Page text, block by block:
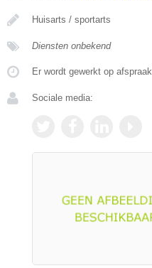
Huisarts / sportarts
Diensten onbekend
Er wordt gewerkt op afspraak.
Sociale media: